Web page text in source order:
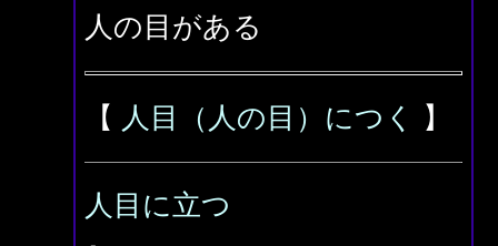
人の目がある
【 人目（人の目）につく 】
人目に立つ